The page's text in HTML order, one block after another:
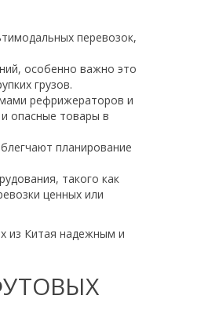
перевозок,
особенно важно это
грузов.
рефрижераторов и
опасные товары в
планирование
такого как
ценных или
из Китая надежным и